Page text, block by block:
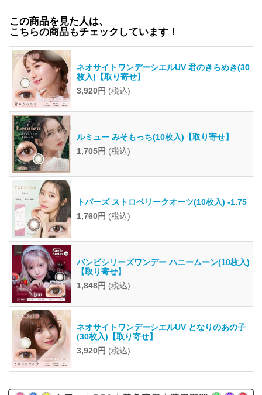
この商品を見た人は、
こちらの商品もチェックしています！
ネオサイトワンデーシエルUV 君のきらめき(30
枚入)【取り寄せ】
3,920円 (税込)
ルミュー みそもっち(10枚入)【取り寄せ】
1,705円 (税込)
トパーズ ストロベリークオーツ(10枚入) -1.75
1,760円 (税込)
バンビシリーズワンデー ハニームーン(10枚入)
【取り寄せ】
1,848円 (税込)
ネオサイトワンデーシエルUV となりのあの子
(30枚入)【取り寄せ】
3,920円 (税込)